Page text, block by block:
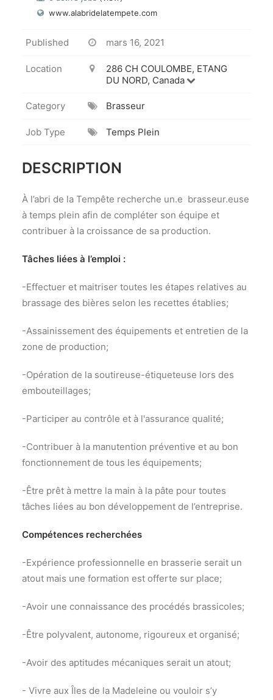
www.alabridelatempete.com
Published mars 16, 2021
Location
286 CH COULOMBE, ETANG
DU NORD, Canada
Category Brasseur
Job Type Temps Plein
DESCRIPTION
À l’abri de la Tempête recherche un.e brasseur.euse
à temps plein afin de compléter son équipe et
contribuer à la croissance de sa production.
Tâches liées à l’emploi :
-Effectuer et maitriser toutes les étapes relatives au
brassage des bières selon les recettes établies;
-Assainissement des équipements et entretien de la
zone de production;
-Opération de la soutireuse-étiqueteuse lors des
embouteillages;
-Participer au contrôle et à l'assurance qualité;
-Contribuer à la manutention préventive et au bon
fonctionnement de tous les équipements;
-Être prêt à mettre la main à la pâte pour toutes
tâches liées au bon développement de l’entreprise.
Compétences recherchées
-Expérience professionnelle en brasserie serait un
atout mais une formation est offerte sur place;
-Avoir une connaissance des procédés brassicoles;
-Être polyvalent, autonome, rigoureux et organisé;
-Avoir des aptitudes mécaniques serait un atout;
- Vivre aux Îles de la Madeleine ou vouloir s’y